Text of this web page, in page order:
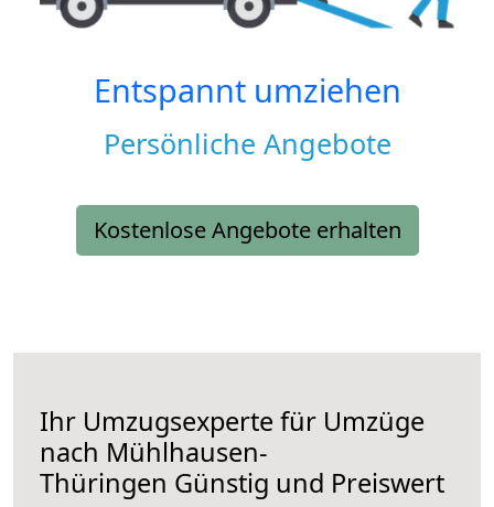
Entspannt umziehen
Persönliche Angebote
Kostenlose Angebote erhalten
Ihr Umzugsexperte für Umzüge
nach Mühlhausen-
Thüringen Günstig und Preiswert